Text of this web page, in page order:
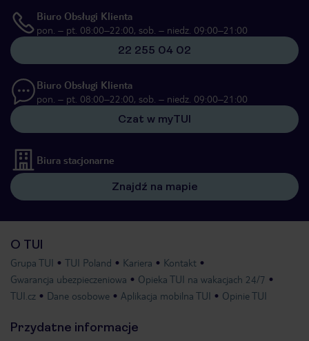
Biuro Obsługi Klienta
pon. – pt. 08:00–22:00, sob. – niedz. 09:00–21:00
22 255 04 02
Biuro Obsługi Klienta
pon. – pt. 08:00–22:00, sob. – niedz. 09:00–21:00
Czat w myTUI
Biura stacjonarne
Znajdź na mapie
O TUI
Grupa TUI TUI Poland Kariera
Kontakt
Gwarancja ubezpieczeniowa
Opieka TUI na wakacjach 24/7
TUI.cz
Dane osobowe Aplikacja mobilna TUI Opinie TUI
Przydatne informacje